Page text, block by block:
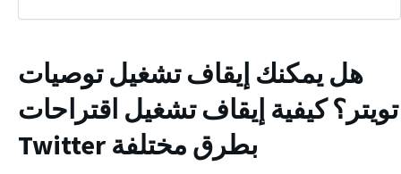
هل يمكنك إيقاف تشغيل توصيات
تويتر ؟كيفية إيقاف تشغيل اقتراحات
Twitter بطرق مختلفة